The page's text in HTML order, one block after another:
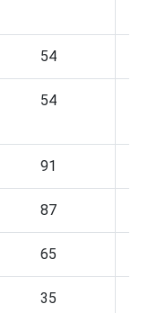
54
54
91
87
65
35